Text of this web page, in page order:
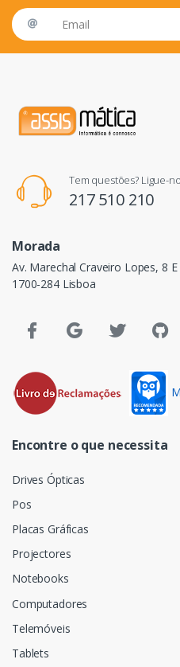
Email address
Tem questões? Ligue-
217 510 210
Morada
Av. Marechal Craveiro Lopes, 8 E
1700-284 Lisboa
Encontre o que necessita
Drives Ópticas
Pos
Placas Gráficas
Projectores
Notebooks
Computadores
Telemóveis
Tablets